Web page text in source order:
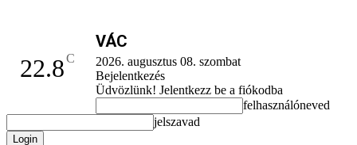
22.8C
VÁC
2026. augusztus 08. szombat
Bejelentkezés
Üdvözlünk! Jelentkezz be a fiókodba
felhasználóneved
jelszavad